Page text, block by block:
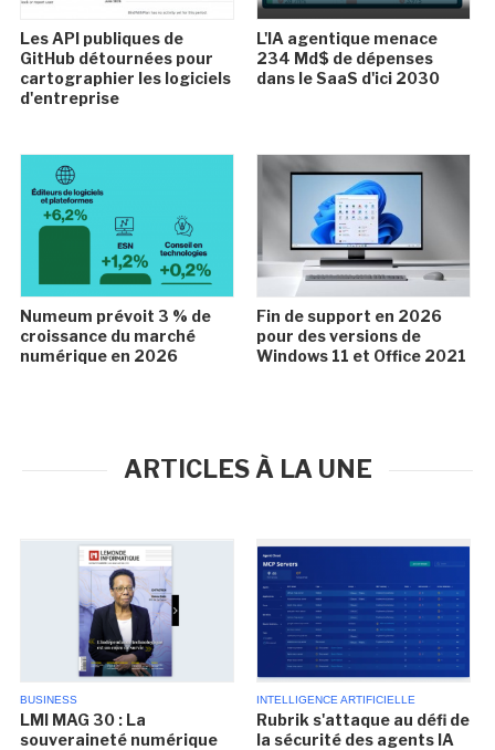
Les API publiques de
GitHub détournées pour
cartographier les logiciels
d'entreprise
L'IA agentique menace
234 Md$ de dépenses
dans le SaaS d'ici 2030
Numeum prévoit 3 % de
croissance du marché
numérique en 2026
Fin de support en 2026
pour des versions de
Windows 11 et Office 2021
ARTICLES À LA UNE
BUSINESS
LMI MAG 30 : La
souveraineté numérique
INTELLIGENCE ARTIFICIELLE
Rubrik s'attaque au défi de
la sécurité des agents IA